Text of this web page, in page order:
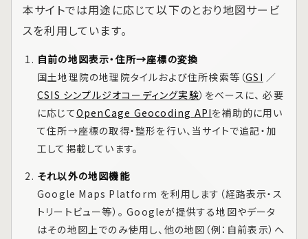
本サイトでは用途に応じて以下のとおり地図サービ
スを利用しています。
自前の地図表示・住所→座標の変換
国土地理院の地理院タイルおよび住所検索等（GSI ／
CSIS シンプルジオコーディング実験）をベースに、 必要
に応じてOpenCage Geocoding APIを補助的に用い
て住所→座標の取得・整形を行い、当サイトで追記・加
工して掲載しています。
それ以外の地図機能
Google Maps Platform を利用します（経路表示・ス
トリートビュー等）。 Googleが提供する地図やデータ
はその地図上でのみ使用し、他の地図（例：自前表示）へ